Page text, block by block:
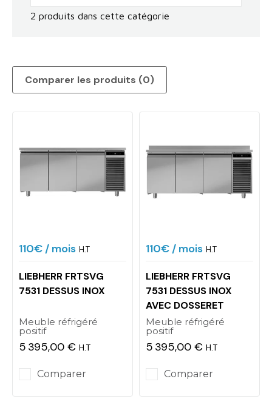
2 produits dans cette catégorie
Comparer les produits (0)‎
110€/ mois H.T
LIEBHERR FRTSVG
7531 DESSUS INOX
Meuble réfrigéré
positif
5 395,00 € H.T
Comparer
110€/ mois H.T
LIEBHERR FRTSVG
7531 DESSUS INOX
AVEC DOSSERET
Meuble réfrigéré
positif
5 395,00 € H.T
Comparer